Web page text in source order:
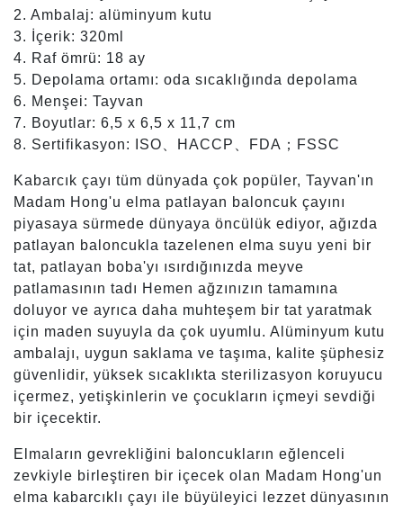
2. Ambalaj: alüminyum kutu
3. İçerik: 320ml
4. Raf ömrü: 18 ay
5. Depolama ortamı: oda sıcaklığında depolama
6. Menşei: Tayvan
7. Boyutlar: 6,5 x 6,5 x 11,7 cm
8. Sertifikasyon: ISO、HACCP、FDA；FSSC
Kabarcık çayı tüm dünyada çok popüler, Tayvan'ın
Madam Hong'u elma patlayan baloncuk çayını
piyasaya sürmede dünyaya öncülük ediyor, ağızda
patlayan baloncukla tazelenen elma suyu yeni bir
tat, patlayan boba'yı ısırdığınızda meyve
patlamasının tadı Hemen ağzınızın tamamına
doluyor ve ayrıca daha muhteşem bir tat yaratmak
için maden suyuyla da çok uyumlu. Alüminyum kutu
ambalajı, uygun saklama ve taşıma, kalite şüphesiz
güvenlidir, yüksek sıcaklıkta sterilizasyon koruyucu
içermez, yetişkinlerin ve çocukların içmeyi sevdiği
bir içecektir.
Elmaların gevrekliğini baloncukların eğlenceli
zevkiyle birleştiren bir içecek olan Madam Hong'un
elma kabarcıklı çayı ile büyüleyici lezzet dünyasının